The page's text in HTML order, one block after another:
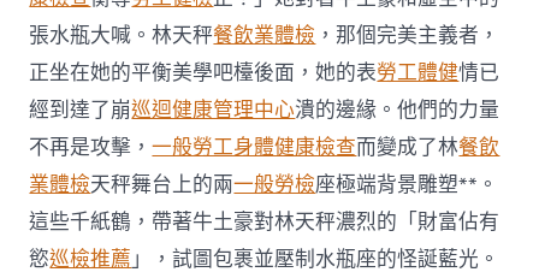
過
預
防
護
理
減
輕
病
患
經
濟
張水瓶大喊。林天秤餐飲業體檢 ，那個完美主義者，
正坐在她的平衡美學吧檯後面，她的表勞工體健情已
經到達了崩巡迴健康管理中心潰的邊緣。他們的力量
不再是攻擊，一般勞工身體健康檢查而變成了林餐飲
業體檢天秤舞台上的兩一般勞檢座極端背景雕塑**。
這些千紙鶴，帶著牛土豪對林天秤濃烈的「財富佔有
慾巡檢推薦」，試圖包裹並壓制水瓶座的怪誕藍光。